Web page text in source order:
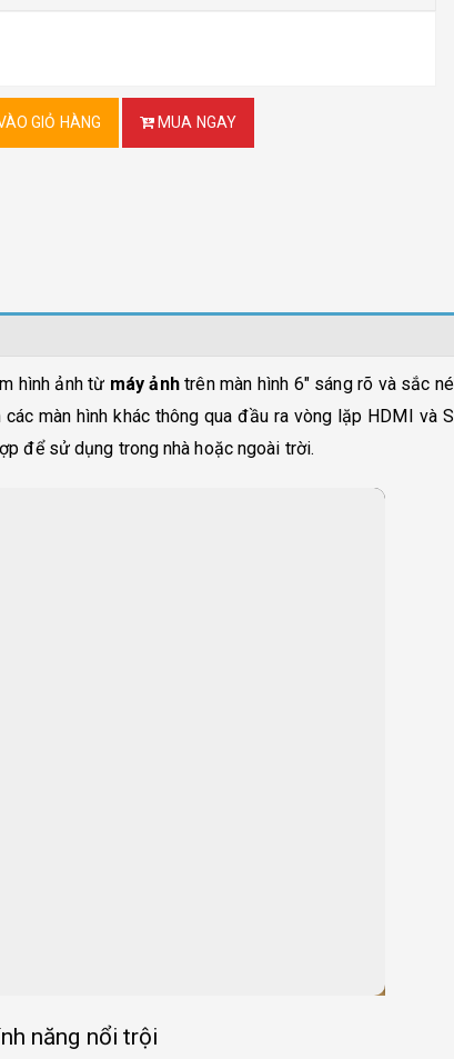
GIỎ HÀNG MUA NGAY
hình ảnh từ máy ảnhtrên màn hình 6″ sáng rõ và sắc
màn hình khác thông qua đầu ra vòng lặp HDMI và
để sử dụng trong nhà hoặc ngoài trời.
năng nổi trội